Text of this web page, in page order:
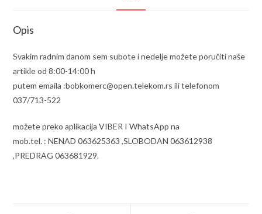
Opis
Svakim radnim danom sem subote i nedelje možete poručiti naše
artikle od 8:00-14:00 h
putem emaila :bobkomerc@open.telekom.rs ili telefonom
037/713-522
možete preko aplikacija VIBER I WhatsApp na
mob.tel. : NENAD 063625363 ,SLOBODAN 063612938
,PREDRAG 063681929.